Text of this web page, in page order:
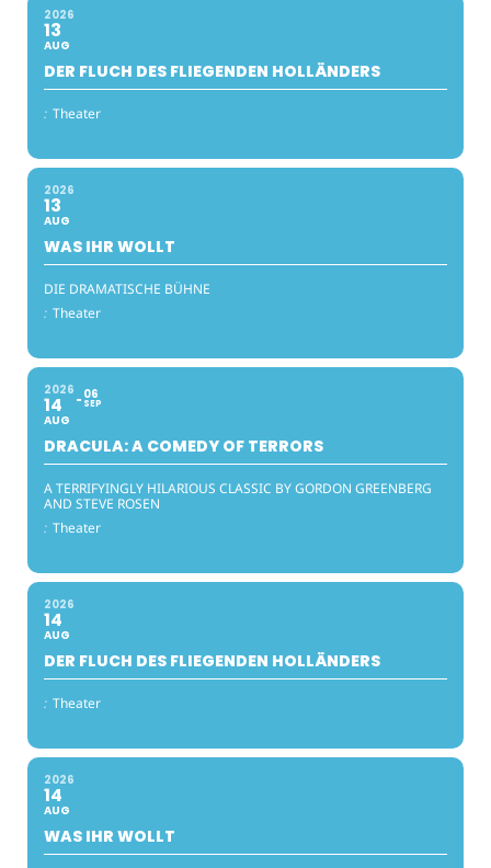
2026
13
AUG
DER FLUCH DES FLIEGENDEN HOLLÄNDERS
: Theater
2026
13
AUG
WAS IHR WOLLT
DIE DRAMATISCHE BÜHNE
: Theater
2026
14
AUG
06
SEP
DRACULA: A COMEDY OF TERRORS
A TERRIFYINGLY HILARIOUS CLASSIC BY GORDON GREENBERG
AND STEVE ROSEN
: Theater
2026
14
AUG
DER FLUCH DES FLIEGENDEN HOLLÄNDERS
: Theater
2026
14
AUG
WAS IHR WOLLT